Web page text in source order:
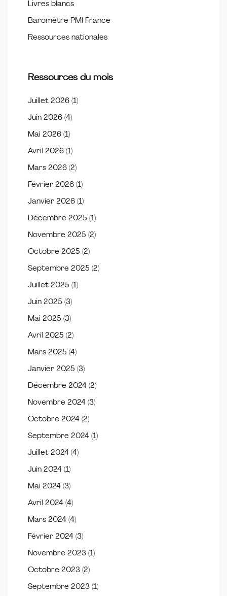
Livres blancs
Baromètre PMI France
Ressources nationales
Ressources du mois
Juillet 2026 (1)
Juin 2026 (4)
Mai 2026 (1)
Avril 2026 (1)
Mars 2026 (2)
Février 2026 (1)
Janvier 2026 (1)
Décembre 2025 (1)
Novembre 2025 (2)
Octobre 2025 (2)
Septembre 2025 (2)
Juillet 2025 (1)
Juin 2025 (3)
Mai 2025 (3)
Avril 2025 (2)
Mars 2025 (4)
Janvier 2025 (3)
Décembre 2024 (2)
Novembre 2024 (3)
Octobre 2024 (2)
Septembre 2024 (1)
Juillet 2024 (4)
Juin 2024 (1)
Mai 2024 (3)
Avril 2024 (4)
Mars 2024 (4)
Février 2024 (3)
Novembre 2023 (1)
Octobre 2023 (2)
Septembre 2023 (1)